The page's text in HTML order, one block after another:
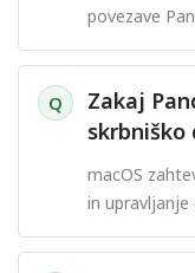
povezave
Q
Zakaj
skrbniško
macOS
in upravljanje